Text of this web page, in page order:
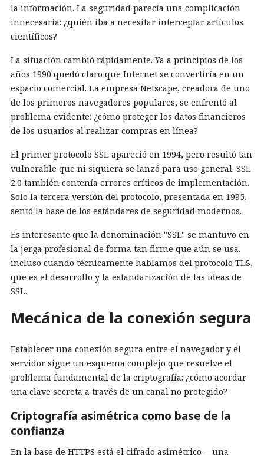
la información. La seguridad parecía una complicación
innecesaria: ¿quién iba a necesitar interceptar artículos
científicos?
La situación cambió rápidamente. Ya a principios de los
años 1990 quedó claro que Internet se convertiría en un
espacio comercial. La empresa Netscape, creadora de uno
de los primeros navegadores populares, se enfrentó al
problema evidente: ¿cómo proteger los datos financieros
de los usuarios al realizar compras en línea?
El primer protocolo SSL apareció en 1994, pero resultó tan
vulnerable que ni siquiera se lanzó para uso general. SSL
2.0 también contenía errores críticos de implementación.
Solo la tercera versión del protocolo, presentada en 1995,
sentó la base de los estándares de seguridad modernos.
Es interesante que la denominación "SSL" se mantuvo en
la jerga profesional de forma tan firme que aún se usa,
incluso cuando técnicamente hablamos del protocolo TLS,
que es el desarrollo y la estandarización de las ideas de
SSL.
Mecánica de la conexión segura
Establecer una conexión segura entre el navegador y el
servidor sigue un esquema complejo que resuelve el
problema fundamental de la criptografía: ¿cómo acordar
una clave secreta a través de un canal no protegido?
Criptografía asimétrica como base de la
confianza
En la base de HTTPS está el cifrado asimétrico —una